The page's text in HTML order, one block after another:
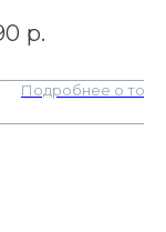
р.
Подробнее о